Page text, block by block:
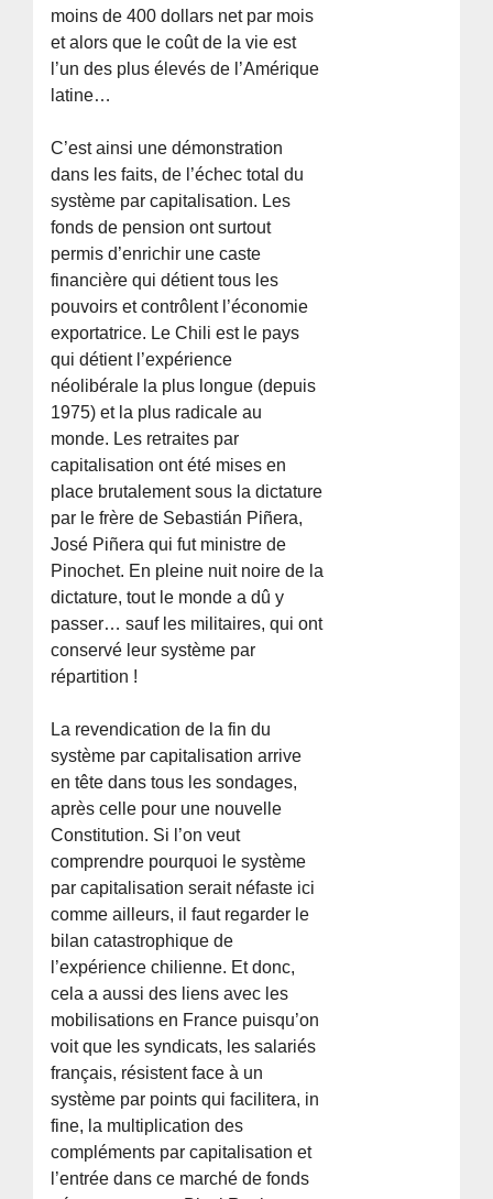
moins de 400 dollars net par mois
et alors que le coût de la vie est
l’un des plus élevés de l’Amérique
latine…
C’est ainsi une démonstration
dans les faits, de l’échec total du
système par capitalisation. Les
fonds de pension ont surtout
permis d’enrichir une caste
financière qui détient tous les
pouvoirs et contrôlent l’économie
exportatrice. Le Chili est le pays
qui détient l’expérience
néolibérale la plus longue (depuis
1975) et la plus radicale au
monde. Les retraites par
capitalisation ont été mises en
place brutalement sous la dictature
par le frère de Sebastián Piñera,
José Piñera qui fut ministre de
Pinochet. En pleine nuit noire de la
dictature, tout le monde a dû y
passer… sauf les militaires, qui ont
conservé leur système par
répartition !
La revendication de la fin du
système par capitalisation arrive
en tête dans tous les sondages,
après celle pour une nouvelle
Constitution. Si l’on veut
comprendre pourquoi le système
par capitalisation serait néfaste ici
comme ailleurs, il faut regarder le
bilan catastrophique de
l’expérience chilienne. Et donc,
cela a aussi des liens avec les
mobilisations en France puisqu’on
voit que les syndicats, les salariés
français, résistent face à un
système par points qui facilitera, in
fine, la multiplication des
compléments par capitalisation et
l’entrée dans ce marché de fonds